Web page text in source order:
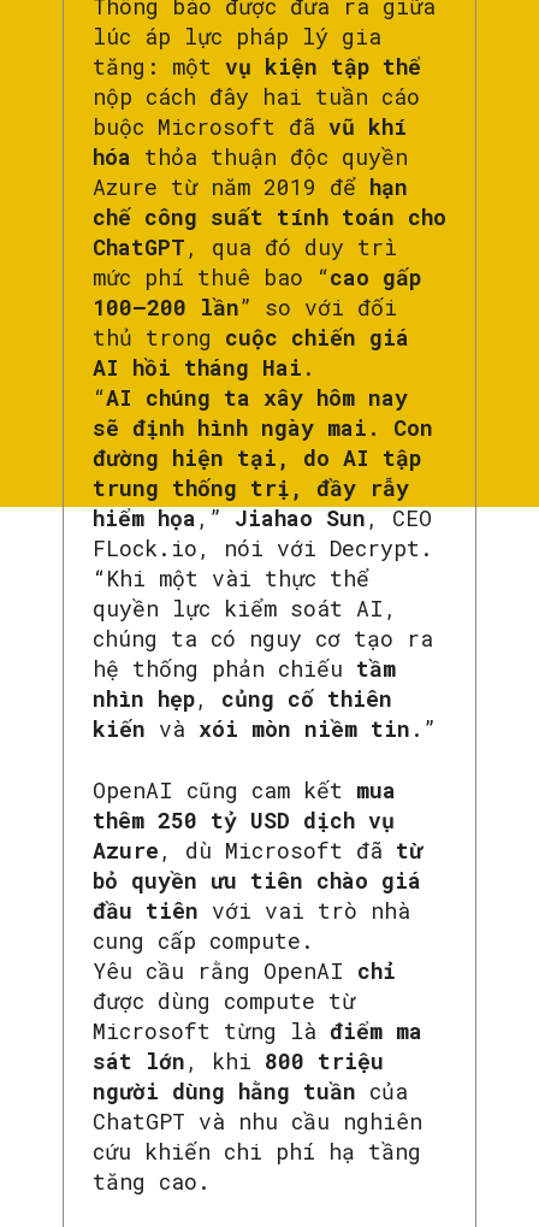
Thông báo được đưa ra giữa
lúc áp lực pháp lý gia
tăng: một vụ kiện tập thể
nộp cách đây hai tuần cáo
buộc Microsoft đã vũ khí
hóa thỏa thuận độc quyền
Azure từ năm 2019 để hạn
chế công suất tính toán cho
ChatGPT , qua đó duy trì
mức phí thuê bao “cao gấp
100–200 lần” so với đối
thủ trong cuộc chiến giá
AI hồi tháng Hai .
“AI chúng ta xây hôm nay
sẽ định hình ngày mai. Con
đường hiện tại, do AI tập
trung thống trị, đầy rẫy
hiểm họa ,” Jiahao Sun , CEO
FLock.io, nói với Decrypt.
“Khi một vài thực thể
quyền lực kiểm soát AI,
chúng ta có nguy cơ tạo ra
hệ thống phản chiếu tầm
nhìn hẹp, củng cố thiên
kiến và xói mòn niềm tin .”
OpenAI cũng cam kết mua
thêm 250 tỷ USD dịch vụ
Azure , dù Microsoft đã từ
bỏ quyền ưu tiên chào giá
đầu tiên với vai trò nhà
cung cấp compute.
Yêu cầu rằng OpenAI chỉ
được dùng compute từ
Microsoft từng là điểm ma
sát lớn , khi 800 triệu
người dùng hằng tuần của
ChatGPT và nhu cầu nghiên
cứu khiến chi phí hạ tầng
tăng cao.